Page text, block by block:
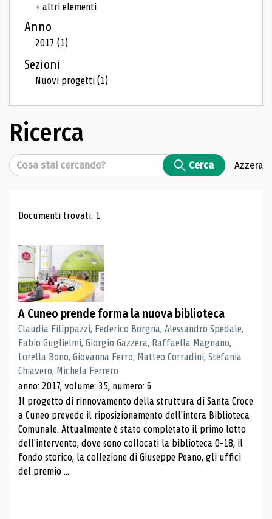
+ altri elementi
Anno
2017(1)
Sezioni
Nuovi progetti(1)
Ricerca
Cerca Cerca Azzera
Risultati di ricerca
Documenti trovati: 1
A Cuneo prende forma la nuova biblioteca
Claudia Filippazzi, Federico Borgna, Alessandro Spedale,
Fabio Guglielmi, Giorgio Gazzera, Raffaella Magnano,
Lorella Bono, Giovanna Ferro, Matteo Corradini, Stefania
Chiavero, Michela Ferrero
anno: 2017, volume: 35, numero: 6
Il progetto di rinnovamento della struttura di Santa Croce
a Cuneo prevede il riposizionamento dell'intera Biblioteca
Comunale. Attualmente è stato completato il primo lotto
dell'intervento, dove sono collocati la biblioteca 0-18, il
fondo storico, la collezione di Giuseppe Peano, gli uffici
del premio ...